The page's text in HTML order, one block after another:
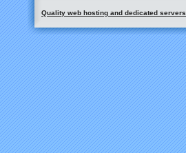
Quality web hosting and dedicated